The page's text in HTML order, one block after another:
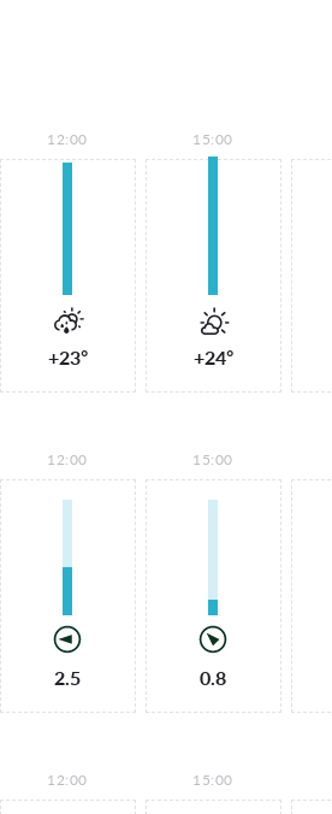
12:00
+23°
15:00
+24°
12:00
2.5
15:00
0.8
12:00 15:00